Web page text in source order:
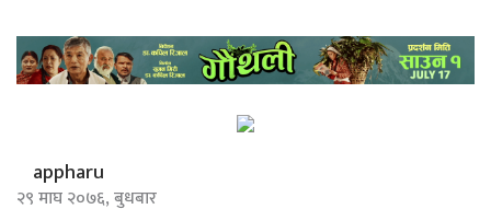
appharu
२९ माघ २०७६, बुधबार